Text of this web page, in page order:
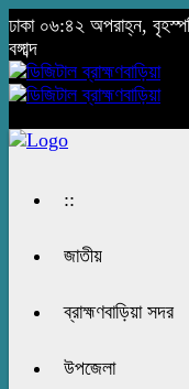
ঢাকা ০৬:৪২ অপরাহ্ন,
বঙ্গাব্দ
::
জাতীয়
ব্রাহ্মণবাড়িয়া সদর
উপজেলা